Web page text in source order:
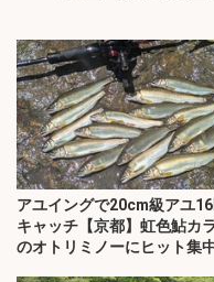
アユイングで20cm級アユ
キャッチ【京都】虹色鮎カ
のオトリミノーにヒット集